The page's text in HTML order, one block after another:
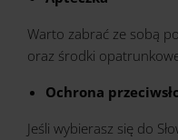
Warto zabrać ze sobą
oraz środki
Ochrona
Jeśli wybierasz się do